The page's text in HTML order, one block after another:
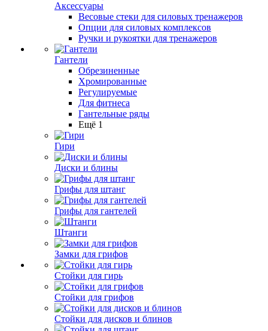
Аксессуары
Весовые стеки для силовых тренажеров
Опции для силовых комплексов
Ручки и рукоятки для тренажеров
Гантели
Обрезиненные
Хромированные
Регулируемые
Для фитнеса
Гантельные ряды
Ещё 1
Гири
Диски и блины
Грифы для штанг
Грифы для гантелей
Штанги
Замки для грифов
Стойки для гирь
Стойки для грифов
Стойки для дисков и блинов